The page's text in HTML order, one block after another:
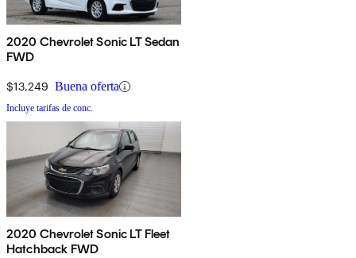
2020 Chevrolet Sonic LT Sedan
FWD
$13,249 Buena oferta
Incluye tarifas de conc.
2020 Chevrolet Sonic LT Fleet
Hatchback FWD